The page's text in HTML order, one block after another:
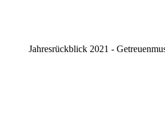
Jahresrückblick 2021 -